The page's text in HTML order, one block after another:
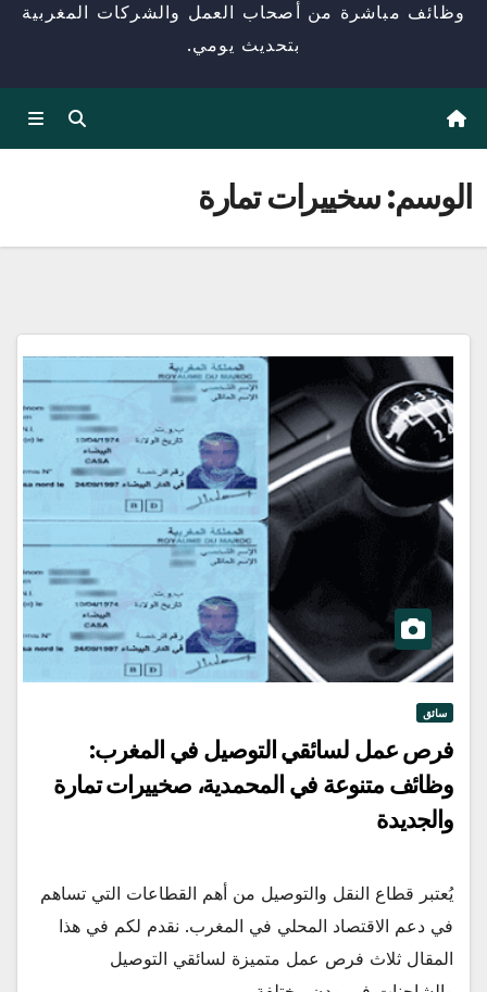
وظائف مباشرة من أصحاب العمل والشركات المغربية
بتحديث يومي.
الوسم:سخييرات تمارة
سائق
فرص عمل لسائقي التوصيل في المغرب:
وظائف متنوعة في المحمدية، صخييرات تمارة
والجديدة
يُعتبر قطاع النقل والتوصيل من أهم القطاعات التي تساهم
في دعم الاقتصاد المحلي في المغرب. نقدم لكم في هذا
المقال ثلاث فرص عمل متميزة لسائقي التوصيل